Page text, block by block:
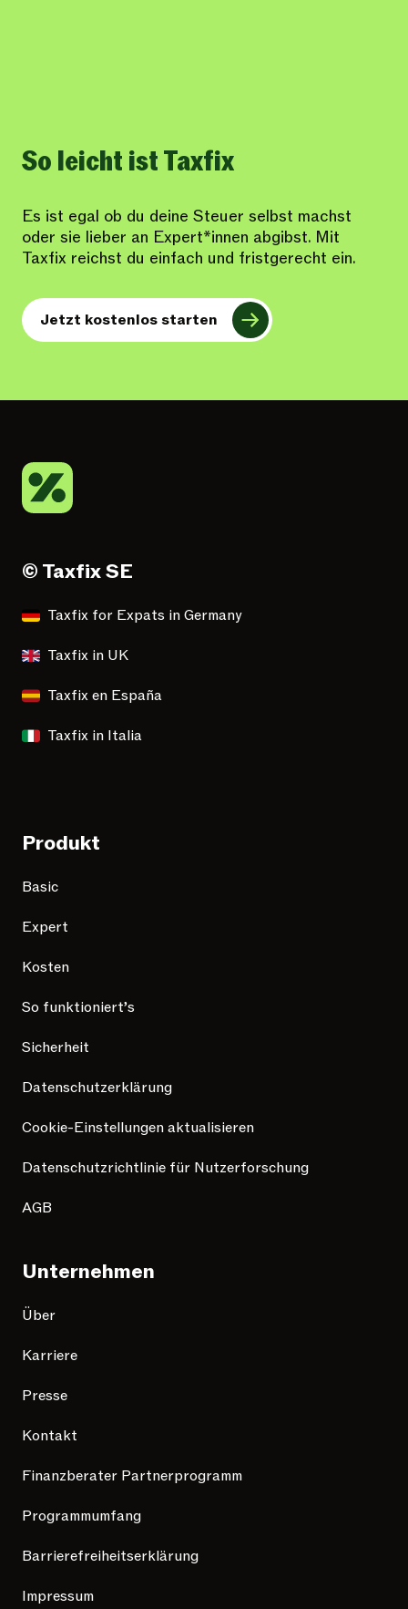
So leicht ist Taxfix
Es ist egal ob du deine Steuer selbst machst
oder sie lieber an Expert*innen abgibst. Mit
Taxfix reichst du einfach und fristgerecht ein.
Jetzt kostenlos starten
© Taxfix SE
Taxfix for Expats in Germany
Taxfix in UK
Taxfix en España
Taxfix in Italia
Produkt
Basic
Expert
Kosten
So funktioniert’s
Sicherheit
Datenschutzerklärung
Cookie-Einstellungen aktualisieren
Datenschutzrichtlinie für Nutzerforschung
AGB
Unternehmen
Über
Karriere
Presse
Kontakt
Finanzberater Partnerprogramm
Programmumfang
Barrierefreiheitserklärung
Impressum